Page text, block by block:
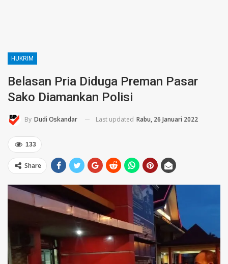
HUKRIM
Belasan Pria Diduga Preman Pasar
Sako Diamankan Polisi
By Dudi Oskandar Last updated Rabu, 26 Januari 2022
133
Share